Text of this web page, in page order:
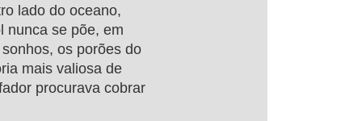
lado do oceano,
nunca se põe, em
os porões do
mais valiosa de
procurava cobrar